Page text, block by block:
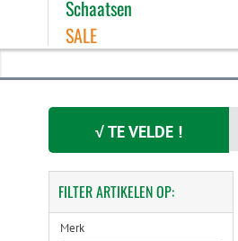
Schaatsen
SALE
√ TE VELDE !
FILTERARTIKELEN OP:
Merk